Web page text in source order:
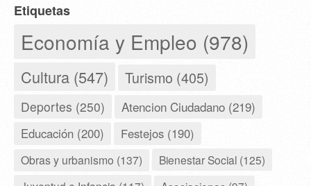
Etiquetas
Economía y Empleo (978)
Cultura (547) Turismo (405)
Deportes (250) Atencion Ciudadano (219)
Educación (200) Festejos (190)
Obras y urbanismo (137)
Bienestar Social (125)